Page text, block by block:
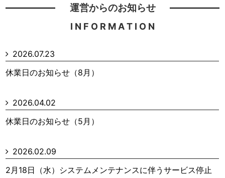
運営からのお知らせ
I N F O R M A T I O N
2026.07.23
休業日のお知らせ（8月）
2026.04.02
休業日のお知らせ（5月）
2026.02.09
2月18日（水）システムメンテナンスに伴うサービス停止